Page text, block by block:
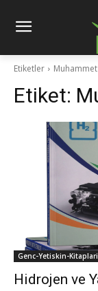
Etiketler
Etiket:
Genc-Yetiskin-Kitaplari
Hidrojen ve